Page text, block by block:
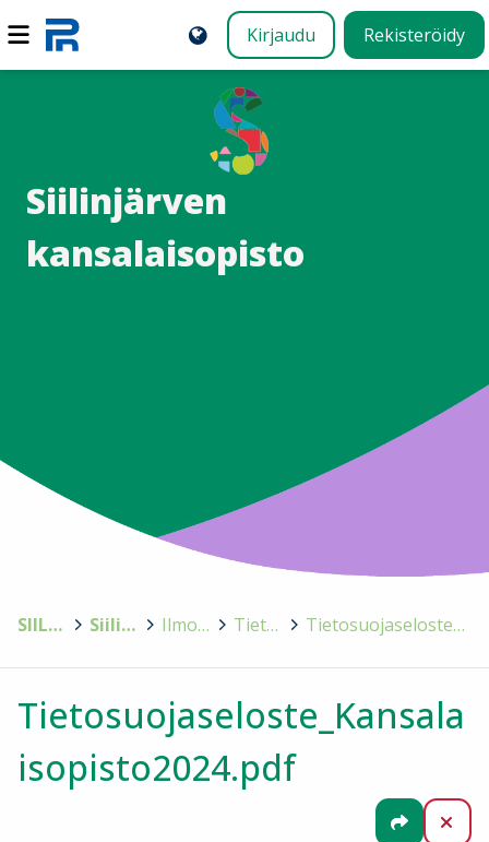
Kirjaudu Rekisteröidy
Siilinjärven
kansalaisopisto
SIILINJÄRVI Siilinjärven kansalaisopisto Ilmoittautuminen ja kurssipaikan peruminen Tietosuojaseloste Tietosuojaseloste_Kansalaisopisto2024.pdf
Tietosuojaseloste_Kansala
isopisto2024.pdf
Jaa